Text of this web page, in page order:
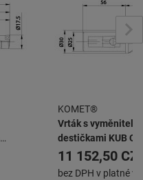
KOMET®
Vrták s
destičkami KUB
KUB-
11 152,50
bez DPH v platné